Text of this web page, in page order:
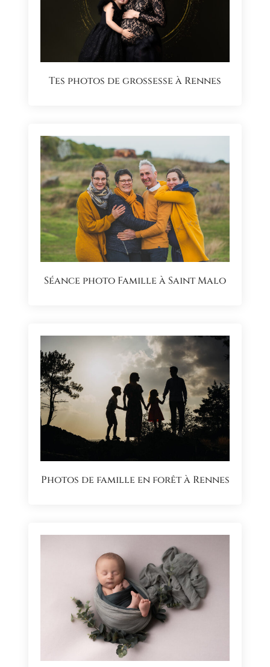
Tes photos de grossesse à Rennes
Séance photo Famille à Saint Malo
Photos de famille en forêt à Rennes